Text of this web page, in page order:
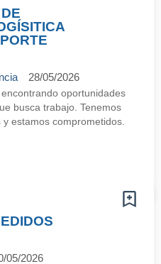
28/05/2026
oportunidades
busca trabajo. Tenemos
estamos comprometidos.
05/2026